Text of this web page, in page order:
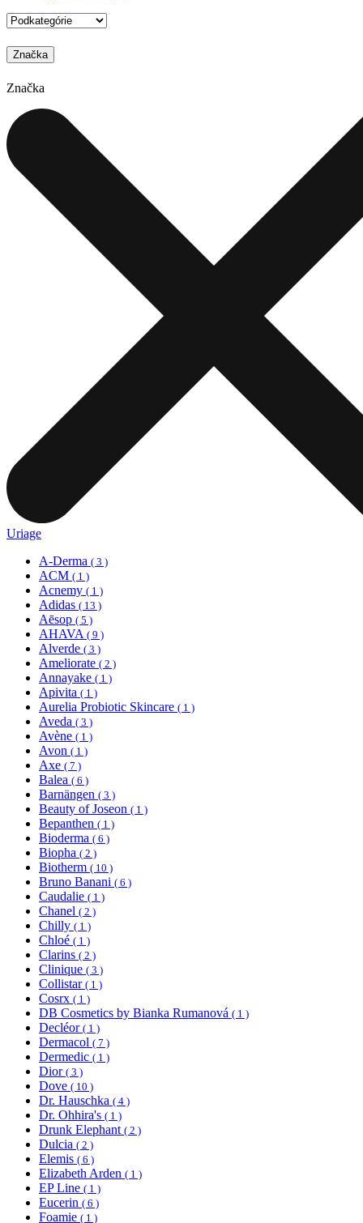
Značka
Značka
Uriage
A-Derma ( 3 )
ACM ( 1 )
Acnemy ( 1 )
Adidas ( 13 )
Aēsop ( 5 )
AHAVA ( 9 )
Alverde ( 3 )
Ameliorate ( 2 )
Annayake ( 1 )
Apivita ( 1 )
Aurelia Probiotic Skincare ( 1 )
Aveda ( 3 )
Avène ( 1 )
Avon ( 1 )
Axe ( 7 )
Balea ( 6 )
Barnängen ( 3 )
Beauty of Joseon ( 1 )
Bepanthen ( 1 )
Bioderma ( 6 )
Biopha ( 2 )
Biotherm ( 10 )
Bruno Banani ( 6 )
Caudalie ( 1 )
Chanel ( 2 )
Chilly ( 1 )
Chloé ( 1 )
Clarins ( 2 )
Clinique ( 3 )
Collistar ( 1 )
Cosrx ( 1 )
DB Cosmetics by Bianka Rumanová ( 1 )
Decléor ( 1 )
Dermacol ( 7 )
Dermedic ( 1 )
Dior ( 3 )
Dove ( 10 )
Dr. Hauschka ( 4 )
Dr. Ohhira's ( 1 )
Drunk Elephant ( 2 )
Dulcia ( 2 )
Elemis ( 6 )
Elizabeth Arden ( 1 )
EP Line ( 1 )
Eucerin ( 6 )
Foamie ( 1 )